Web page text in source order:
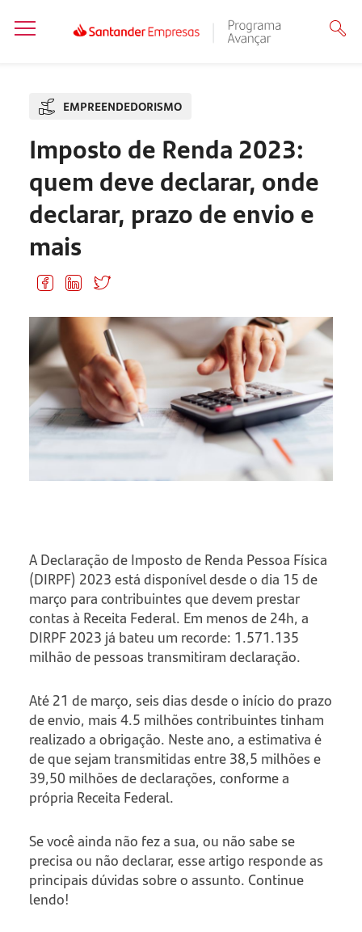
EMPREENDEDORISMO
Imposto de Renda 2023:
quem deve declarar, onde
declarar, prazo de envio e
mais
A Declaração de Imposto de Renda Pessoa Física
(DIRPF) 2023 está disponível desde o dia 15 de
março para contribuintes que devem prestar
contas à Receita Federal. Em menos de 24h, a
DIRPF 2023 já bateu um recorde: 1.571.135
milhão de pessoas transmitiram declaração.
Até 21 de março, seis dias desde o início do prazo
de envio, mais 4.5 milhões contribuintes tinham
realizado a obrigação. Neste ano, a estimativa é
de que sejam transmitidas entre 38,5 milhões e
39,50 milhões de declarações, conforme a
própria Receita Federal.
Se você ainda não fez a sua, ou não sabe se
precisa ou não declarar, esse artigo responde as
principais dúvidas sobre o assunto. Continue
lendo!